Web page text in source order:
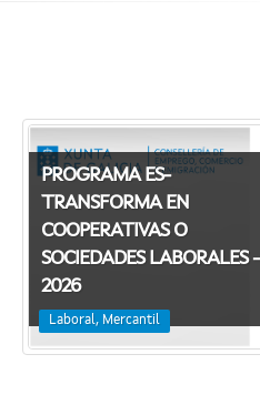
PROGRAMA ES-
TRANSFORMA EN
COOPERATIVAS O
SOCIEDADES LABORALES -
2026
Laboral, Mercantil